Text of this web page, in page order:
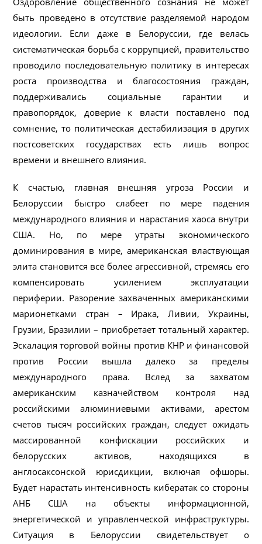
быть проведено в отсутствие разделяемой народом
идеологии. Если даже в Белоруссии, где велась
систематическая борьба с коррупцией, правительство
проводило последовательную политику в интересах
роста производства и благосостояния граждан,
поддерживались социальные гарантии и
правопорядок, доверие к власти поставлено под
сомнение, то политическая дестабилизация в других
постсоветских государствах есть лишь вопрос
времени и внешнего влияния.
К счастью, главная внешняя угроза России и
Белоруссии быстро слабеет по мере падения
международного влияния и нарастания хаоса внутри
США. Но, по мере утраты экономического
доминирования в мире, американская властвующая
элита становится всё более агрессивной, стремясь его
компенсировать усилением эксплуатации
периферии. Разорение захваченных американскими
марионетками стран – Ирака, Ливии, Украины,
Грузии, Бразилии – приобретает тотальный характер.
Эскалация торговой войны против КНР и финансовой
против России вышла далеко за пределы
международного права. Вслед за захватом
американским казначейством контроля над
российскими алюминиевыми активами, арестом
счетов тысяч российских граждан, следует ожидать
массированной конфискации российских и
белорусских активов, находящихся в
англосаксонской юрисдикции, включая офшоры.
Будет нарастать интенсивность кибератак со стороны
АНБ США на объекты информационной,
энергетической и управленческой инфраструктуры.
Ситуация в Белоруссии свидетельствует о